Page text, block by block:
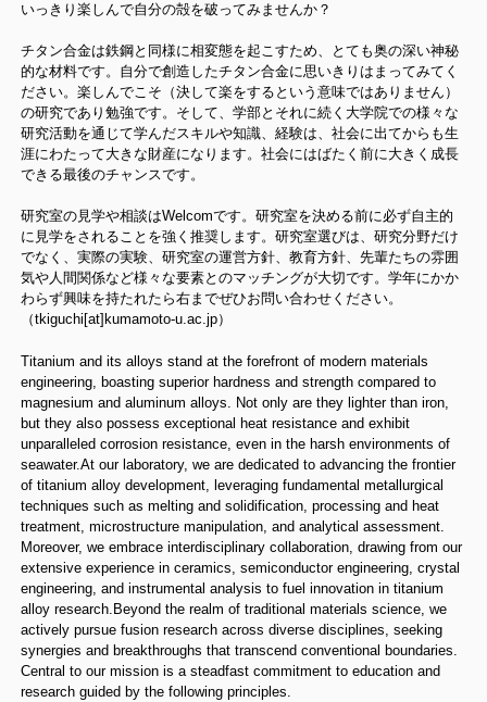
いっきり楽しんで自分の殻を破ってみませんか？
チタン合金は鉄鋼と同様に相変態を起こすため、とても奥の深い神秘
的な材料です。自分で創造したチタン合金に思いきりはまってみてく
ださい。楽しんでこそ（決して楽をするという意味ではありません）
の研究であり勉強です。そして、学部とそれに続く大学院での様々な
研究活動を通じて学んだスキルや知識、経験は、社会に出てからも生
涯にわたって大きな財産になります。社会にはばたく前に大きく成長
できる最後のチャンスです。
研究室の見学や相談はWelcomです。研究室を決める前に必ず自主的
に見学をされることを強く推奨します。研究室選びは、研究分野だけ
でなく、実際の実験、研究室の運営方針、教育方針、先輩たちの雰囲
気や人間関係など様々な要素とのマッチングが大切です。学年にかか
わらず興味を持たれたら右までぜひお問い合わせください。
（tkiguchi[at]kumamoto-u.ac.jp）
Titanium and its alloys stand at the forefront of modern materials
engineering, boasting superior hardness and strength compared to
magnesium and aluminum alloys. Not only are they lighter than iron,
but they also possess exceptional heat resistance and exhibit
unparalleled corrosion resistance, even in the harsh environments of
seawater.At our laboratory, we are dedicated to advancing the frontier
of titanium alloy development, leveraging fundamental metallurgical
techniques such as melting and solidification, processing and heat
treatment, microstructure manipulation, and analytical assessment.
Moreover, we embrace interdisciplinary collaboration, drawing from our
extensive experience in ceramics, semiconductor engineering, crystal
engineering, and instrumental analysis to fuel innovation in titanium
alloy research.Beyond the realm of traditional materials science, we
actively pursue fusion research across diverse disciplines, seeking
synergies and breakthroughs that transcend conventional boundaries.
Central to our mission is a steadfast commitment to education and
research guided by the following principles.